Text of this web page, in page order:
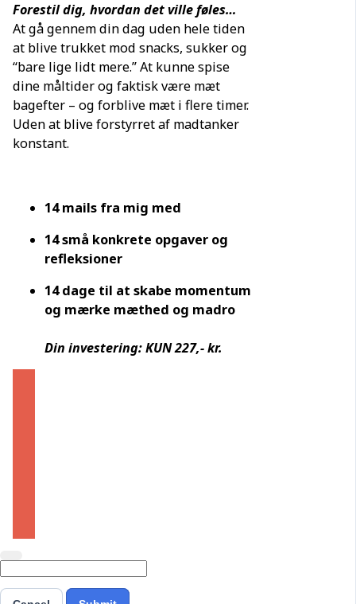
Forestil dig, hvordan det ville føles…
At gå gennem din dag uden hele tiden
at blive trukket mod snacks, sukker og
“bare lige lidt mere.” At kunne spise
dine måltider og faktisk være mæt
bagefter – og forblive mæt i flere timer.
Uden at blive forstyrret af madtanker
konstant.
14 mails fra mig med
14 små konkrete opgaver og
refleksioner
14 dage til at skabe momentum
og mærke mæthed og madro
Din investering: KUN 227,- kr.